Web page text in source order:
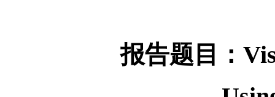
报告题目：